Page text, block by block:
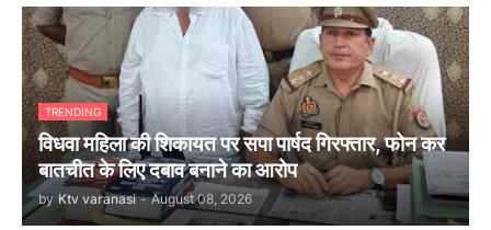
TRENDING
विधवा महिला की शिकायत पर सपा पार्षद गिरफ्तार, फोन कर
बातचीत के लिए दबाव बनाने का आरोप
by Ktv varanasi - August 08, 2026